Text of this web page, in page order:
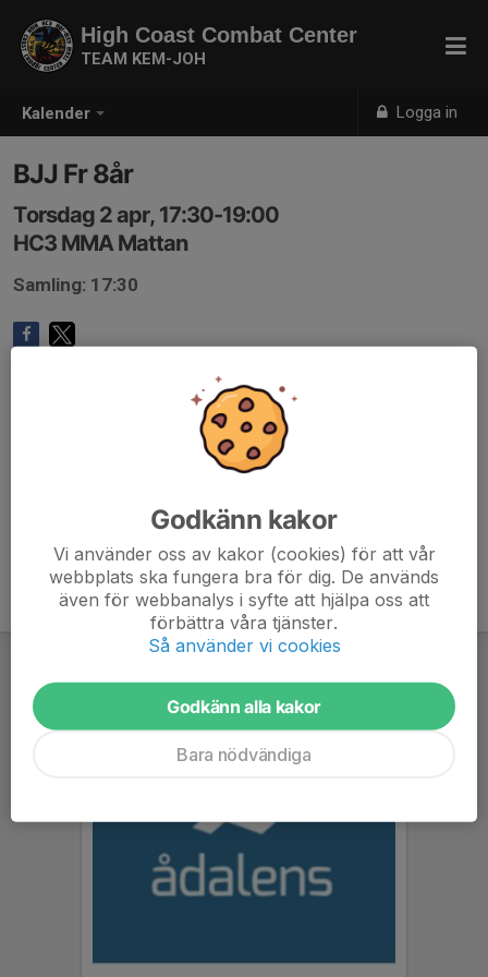
Kalender Logga in
High Coast Combat Center
TEAM KEM-JOH
BJJ Fr 8år
Torsdag 2 apr, 17:30-19:00
HC3 MMA Mattan
Samling: 17:30
Godkänn kakor
Vi använder oss av kakor (cookies) för att vår
webbplats ska fungera bra för dig. De används
även för webbanalys i syfte att hjälpa oss att
förbättra våra tjänster.
Så använder vi cookies
Godkänn alla kakor
Bara nödvändiga